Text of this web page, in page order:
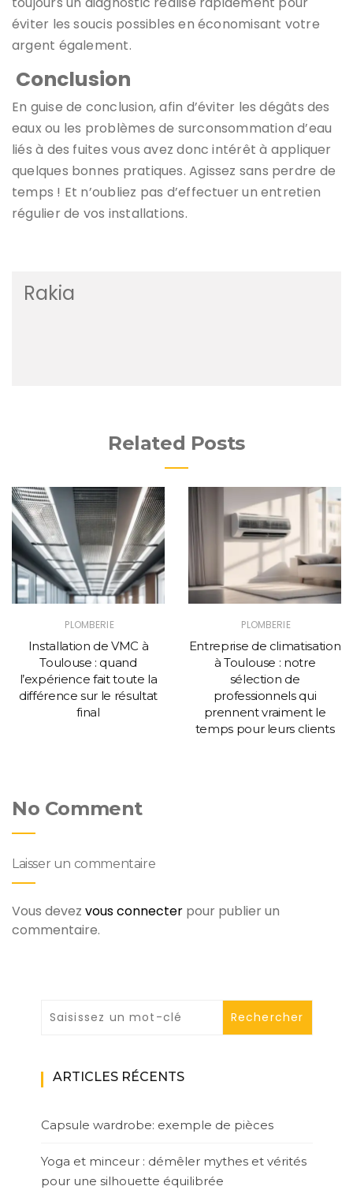
éviter les soucis possibles en économisant votre
argent également.
Conclusion
En guise de conclusion, afin d’éviter les dégâts des
eaux ou les problèmes de surconsommation d’eau
liés à des fuites vous avez donc intérêt à appliquer
quelques bonnes pratiques. Agissez sans perdre de
temps ! Et n’oubliez pas d’effectuer un entretien
régulier de vos installations.
Rakia
Related Posts
PLOMBERIE
Installation de VMC à
Toulouse : quand
l’expérience fait toute la
différence sur le résultat
final
PLOMBERIE
Entreprise de climatisation
à Toulouse : notre
sélection de
professionnels qui
prennent vraiment le
temps pour leurs clients
No Comment
Laisser un commentaire
Vous devez vous connecter pour publier un
commentaire.
ARTICLES RÉCENTS
Capsule wardrobe: exemple de pièces
Yoga et minceur : démêler mythes et vérités
pour une silhouette équilibrée